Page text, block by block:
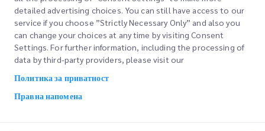
НАЦИОНАЛНИ ГРАНКИ
detailed advertising choices. You can still have access to our
service if you choose ”Strictly Necessary Only” and also you
can change your choices at any time by visiting Consent
Settings. For further information, including the processing of
data by third-party providers, please visit our
Политика за приватност
Правна напомена